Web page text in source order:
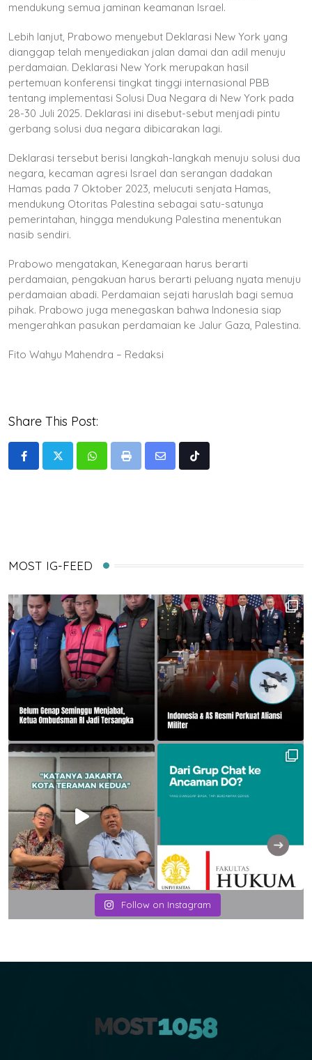
mendukung semua jaminan keamanan Israel.
Lebih lanjut, Prabowo menyebut Deklarasi New York yang
dianggap telah menyediakan jalan damai dan adil menuju
perdamaian. Deklarasi New York merupakan hasil
pertemuan konferensi tingkat tinggi internasional PBB
tentang implementasi Solusi Dua Negara di New York pada
28-30 Juli 2025. Deklarasi ini disebut-sebut menjadi pintu
gerbang solusi dua negara dibicarakan lagi.
Deklarasi tersebut berisi langkah-langkah menuju solusi dua
negara, kecaman agresi Israel dan serangan dadakan
Hamas pada 7 Oktober 2023, melucuti senjata Hamas,
mendukung Otoritas Palestina sebagai satu-satunya
pemerintahan, hingga mendukung Palestina menentukan
nasib sendiri.
Prabowo mengatakan, Kenegaraan harus berarti
perdamaian, pengakuan harus berarti peluang nyata menuju
perdamaian abadi. Perdamaian sejati haruslah bagi semua
pihak. Prabowo juga menegaskan bahwa Indonesia siap
mengerahkan pasukan perdamaian ke Jalur Gaza, Palestina.
Fito Wahyu Mahendra – Redaksi
Share This Post:
WhatsappPrint
Share
Tiktok
MOST IG-FEED
Follow on Instagram